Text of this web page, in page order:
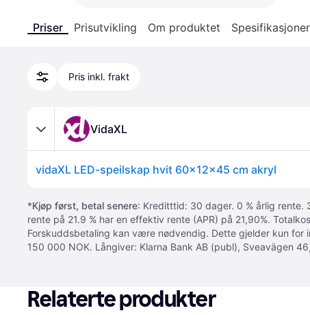
Priser Prisutvikling Om produktet Spesifikasjoner
Pris inkl. frakt
VidaXL
vidaXL LED-speilskap hvit 60x12x45 cm akryl
*Kjøp først, betal senere: Kreditttid: 30 dager. 0 % årlig rente.
rente på 21.9 % har en effektiv rente (APR) på 21,90%.
Forskuddsbetaling kan være nødvendig. Dette gjelder kun for
150 000 NOK. Långiver: Klarna Bank AB (publ), Sveavägen
Relaterte produkter